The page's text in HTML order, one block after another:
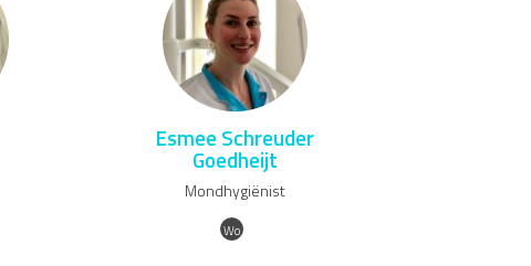
Esmee Schreuder
Goedheijt
Mondhygiënist
Wo